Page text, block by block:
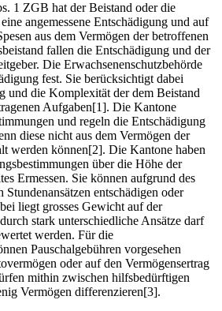
1 ZGB hat der Beistand oder die
angemessene Entschädigung und auf
aus dem Vermögen der betroffenen
fallen die Entschädigung und der
Die Erwachsenenschutzbehörde
fest. Sie berücksichtigt dabei
und die Komplexität der dem Beistand
Aufgaben[1]. Die Kantone
und regeln die Entschädigung
diese nicht aus dem Vermögen der
werden können[2]. Die Kantone haben
über die Höhe der
Ermessen. Sie können aufgrund des
entschädigen oder
liegt grosses Gewicht auf der
stark unterschiedliche Ansätze darf
werden. Für die
Pauschalgebühren vorgesehen
oder auf den Vermögensertrag
mithin zwischen hilfsbedürftigen
Vermögen differenzieren[3].